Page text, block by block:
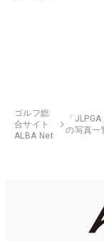
ゴルフ総
合サイト
ALBA Net
「JLPGA
の写真一